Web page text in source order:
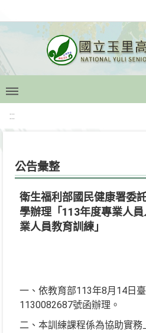
:::
公告彙整
衛生福利部國民健康署委
學辦理「113年度專業人
業人員教育訓練」
一、依教育部113年8月14日
1130082687號函辦理。
二、本訓練課程係為協助實